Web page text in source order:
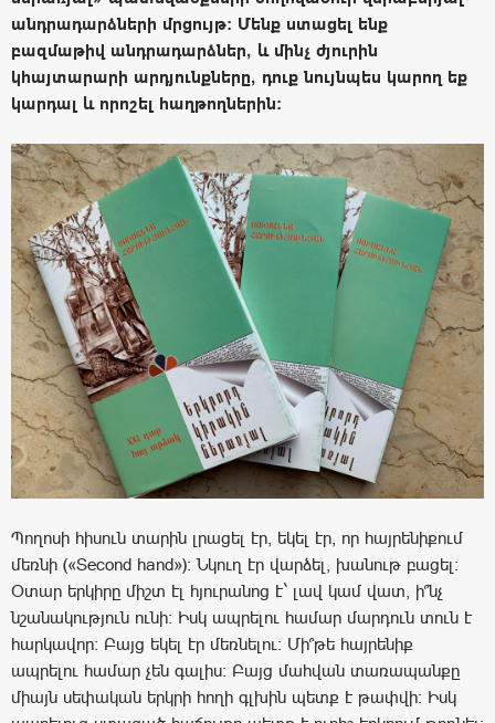
անդրադարձների մրցույթ: Մենք ստացել ենք
բազմաթիվ անդրադարձներ, և մինչ ժյուրին
կհայտարարի արդյունքները, դուք նույնպես կարող եք
կարդալ և որոշել հաղթողներին:
Պողոսի հիսուն տարին լրացել էր, եկել էր, որ հայրենիքում
մեռնի («Second hand»)։ Նկուղ էր վարձել, խանութ բացել։
Օտար երկիրը միշտ էլ հյուրանոց է` լավ կամ վատ, ի՞նչ
նշանակություն ունի: Իսկ ապրելու համար մարդուն տուն է
հարկավոր։ Բայց եկել էր մեռնելու։ Մի՞թե հայրենիք
ապրելու համար չեն գալիս։ Բայց մահվան տառապանքը
միայն սեփական երկրի հողի գլխին պետք է թափվի։ Իսկ